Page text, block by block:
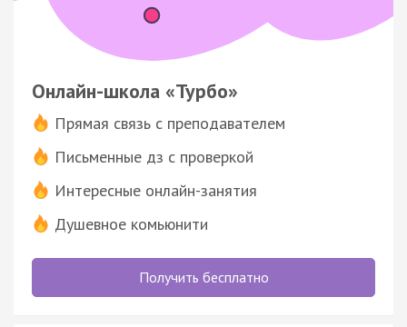
Онлайн-школа «Турбо»
Прямая связь с преподавателем
Письменные дз с проверкой
Интересные онлайн-занятия
Душевное комьюнити
Получить бесплатно